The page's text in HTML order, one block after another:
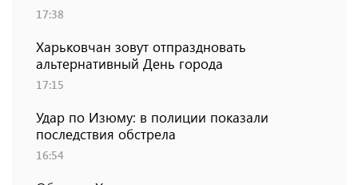
17:38
Харьковчан зовут отпраздновать
альтернативный День города
17:15
Удар по Изюму: в полиции показали
последствия обстрела
16:54